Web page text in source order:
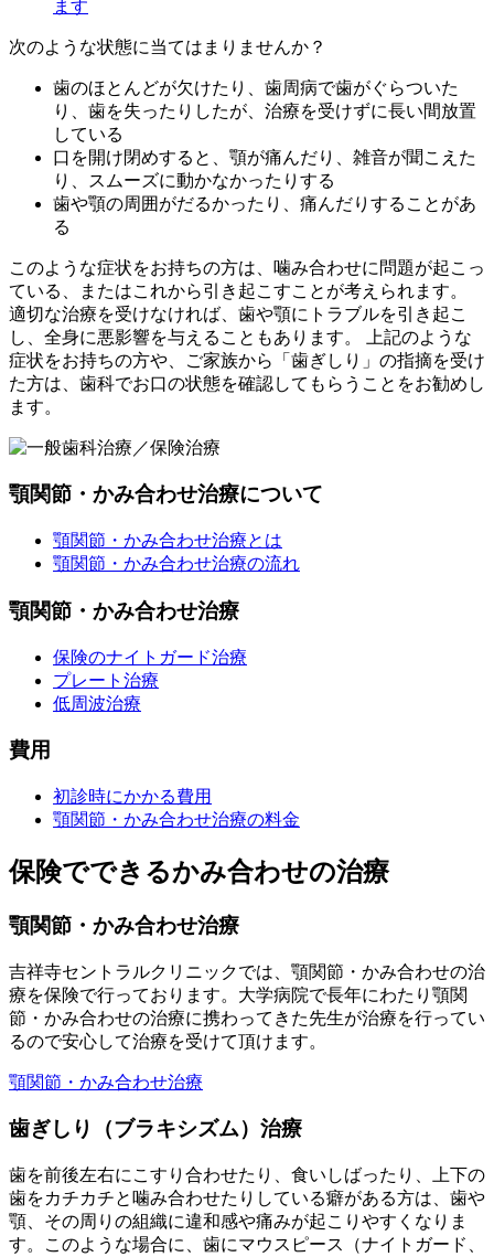
次のような状態に当てはまりませんか？
歯のほとんどが欠けたり、歯周病で歯がぐらついた
り、歯を失ったりしたが、治療を受けずに長い間放置
している
口を開け閉めすると、顎が痛んだり、雑音が聞こえた
り、スムーズに動かなかったりする
歯や顎の周囲がだるかったり、痛んだりすることがあ
る
このような症状をお持ちの方は、噛み合わせに問題が起こっ
ている、またはこれから引き起こすことが考えられます。
適切な治療を受けなければ、歯や顎にトラブルを引き起こ
し、全身に悪影響を与えることもあります。 上記のような
症状をお持ちの方や、ご家族から「歯ぎしり」の指摘を受け
た方は、歯科でお口の状態を確認してもらうことをお勧めし
ます。
顎関節・かみ合わせ治療について
顎関節・かみ合わせ治療とは
顎関節・かみ合わせ治療の流れ
顎関節・かみ合わせ治療
保険のナイトガード治療
プレート治療
低周波治療
費用
初診時にかかる費用
顎関節・かみ合わせ治療の料金
保険でできるかみ合わせの治療
顎関節・かみ合わせ治療
吉祥寺セントラルクリニックでは、顎関節・かみ合わせの治
療を保険で行っております。大学病院で長年にわたり顎関
節・かみ合わせの治療に携わってきた先生が治療を行ってい
るので安心して治療を受けて頂けます。
顎関節・かみ合わせ治療
歯ぎしり（ブラキシズム）治療
歯を前後左右にこすり合わせたり、食いしばったり、上下の
歯をカチカチと噛み合わせたりしている癖がある方は、歯や
顎、その周りの組織に違和感や痛みが起こりやすくなりま
す。このような場合に、歯にマウスピース（ナイトガード、